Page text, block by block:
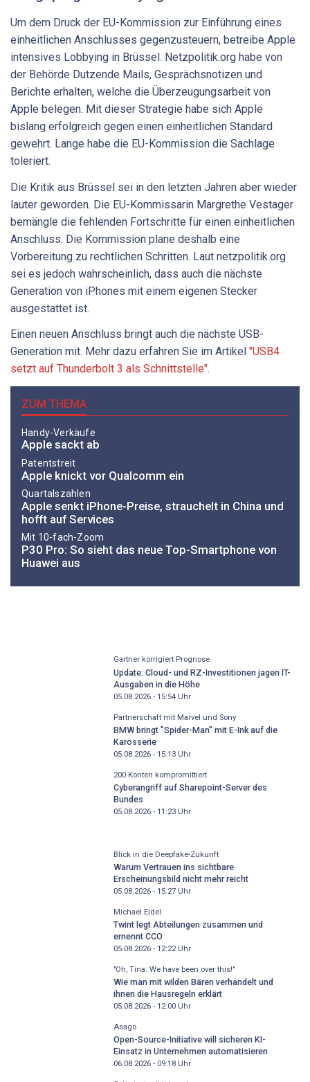
Um dem Druck der EU-Kommission zur Einführung eines
einheitlichen Anschlusses gegenzusteuern, betreibe Apple
intensives Lobbying in Brüssel. Netzpolitik.org habe von
der Behörde Dutzende Mails, Gesprächsnotizen und
Berichte erhalten, welche die Überzeugungsarbeit von
Apple belegen. Mit dieser Strategie habe sich Apple
bislang erfolgreich gegen einen einheitlichen Standard
gewehrt. Lange habe die EU-Kommission die Sachlage
toleriert.
Die Kritik aus Brüssel sei in den letzten Jahren aber wieder
lauter geworden. Die EU-Kommissarin Margrethe Vestager
bemängle die fehlenden Fortschritte für einen einheitlichen
Anschluss. Die Kommission plane deshalb eine
Vorbereitung zu rechtlichen Schritten. Laut netzpolitik.org
sei es jedoch wahrscheinlich, dass auch die nächste
Generation von iPhones mit einem eigenen Stecker
ausgestattet ist.
Einen neuen Anschluss bringt auch die nächste USB-
Generation mit. Mehr dazu erfahren Sie im Artikel "USB4
setzt auf Thunderbolt 3 als Schnittstelle".
ZUM THEMA
Handy-Verkäufe
Apple sackt ab
Patentstreit
Apple knickt vor Qualcomm ein
Quartalszahlen
Apple senkt iPhone-Preise, strauchelt in China und
hofft auf Services
Mit 10-fach-Zoom
P30 Pro: So sieht das neue Top-Smartphone von
Huawei aus
Gartner korrigiert Prognose
Update: Cloud- und RZ-Investitionen jagen IT-
Ausgaben in die Höhe
05.08.2026 - 15:54Uhr
Partnerschaft mit Marvel und Sony
BMW bringt "Spider-Man" mit E-Ink auf die
Karosserie
05.08.2026 - 15:13Uhr
200 Konten kompromittiert
Cyberangriff auf Sharepoint-Server des
Bundes
05.08.2026 - 11:23Uhr
Blick in die Deepfake-Zukunft
Warum Vertrauen ins sichtbare
Erscheinungsbild nicht mehr reicht
05.08.2026 - 15:27Uhr
Michael Eidel
Twint legt Abteilungen zusammen und
ernennt CCO
05.08.2026 - 12:22Uhr
"Oh, Tina. We have been over this!"
Wie man mit wilden Bären verhandelt und
ihnen die Hausregeln erklärt
05.08.2026 - 12:00Uhr
Asago
Open-Source-Initiative will sicheren KI-
Einsatz in Unternehmen automatisieren
06.08.2026 - 09:18Uhr